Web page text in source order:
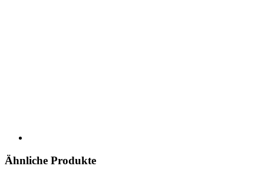
Ähnliche Produkte